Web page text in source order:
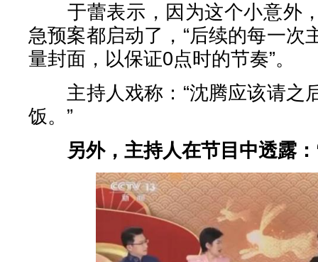
于蕾表示，因为这个小意外
急预案都启动了，“后续的每一次
量封面，以保证0点时的节奏”。
主持人戏称：“沈腾应该请之
饭。”
另外，主持人在节目中透露